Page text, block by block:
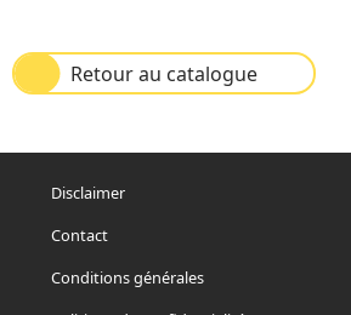
Retour au catalogue
Disclaimer
Contact
Conditions générales